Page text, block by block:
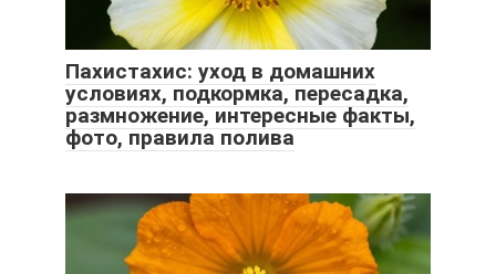
Пахистахис: уход в домашних
условиях, подкормка, пересадка,
размножение, интересные факты,
фото, правила полива